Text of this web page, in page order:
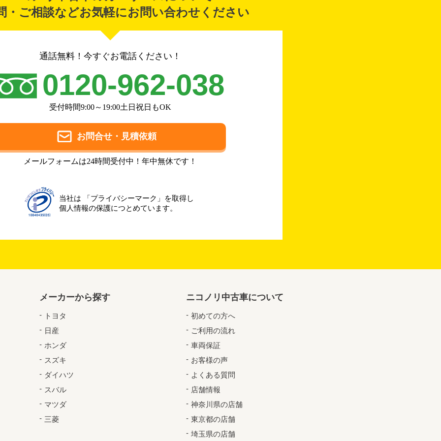
・ご相談などお気軽にお問い合わせください
通話無料！今すぐお電話ください！
0120-962-038
受付時間9:00～19:00土日祝日もOK
お問合せ・見積依頼
メールフォームは24時間受付中！年中無休です！
当社は 「プライバシーマーク」を取得し
個人情報の保護につとめています。
メーカーから探す
トヨタ
日産
ホンダ
スズキ
ダイハツ
スバル
マツダ
三菱
ニコノリ中古車について
初めての方へ
ご利用の流れ
車両保証
お客様の声
よくある質問
店舗情報
神奈川県の店舗
東京都の店舗
埼玉県の店舗